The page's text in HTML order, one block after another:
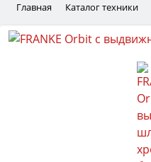
Главная Каталог техники